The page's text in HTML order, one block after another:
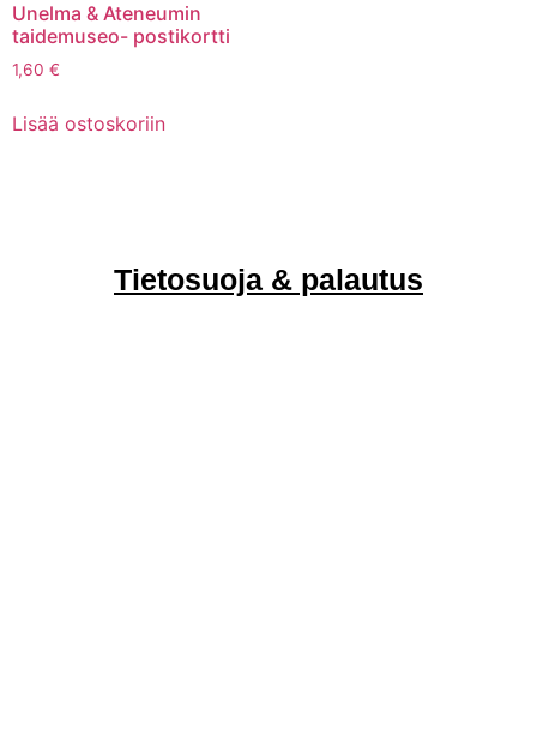
Unelma & Ateneumin
taidemuseo- postikortti
1,60 €
Lisää ostoskoriin
Tietosuoja & palautus